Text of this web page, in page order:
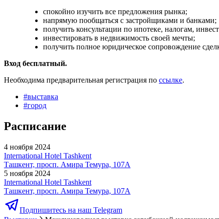
спокойно изучить все предложения рынка;
напрямую пообщаться с застройщиками и банками;
получить консультации по ипотеке, налогам,
инвестировать в недвижимость своей мечты;
получить полное юридическое сопровождение
Вход бесплатный.
Необходима предварительная регистрация по ссылке.
#выставка
#город
Расписание
4 ноября 2024
International Hotel Tashkent
Ташкент, просп. Амира Темура, 107A
5 ноября 2024
International Hotel Tashkent
Ташкент, просп. Амира Темура, 107A
Подпишитесь на наш Telegram